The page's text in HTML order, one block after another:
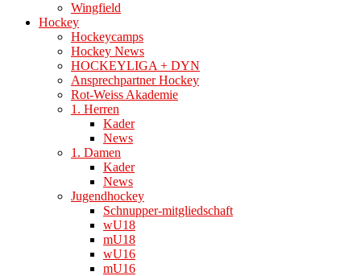
Wingfield
Hockey
Hockeycamps
Hockey News
HOCKEYLIGA + DYN
Ansprechpartner Hockey
Rot-Weiss Akademie
1. Herren
Kader
News
1. Damen
Kader
News
Jugendhockey
Schnupper-mitgliedschaft
wU18
mU18
wU16
mU16